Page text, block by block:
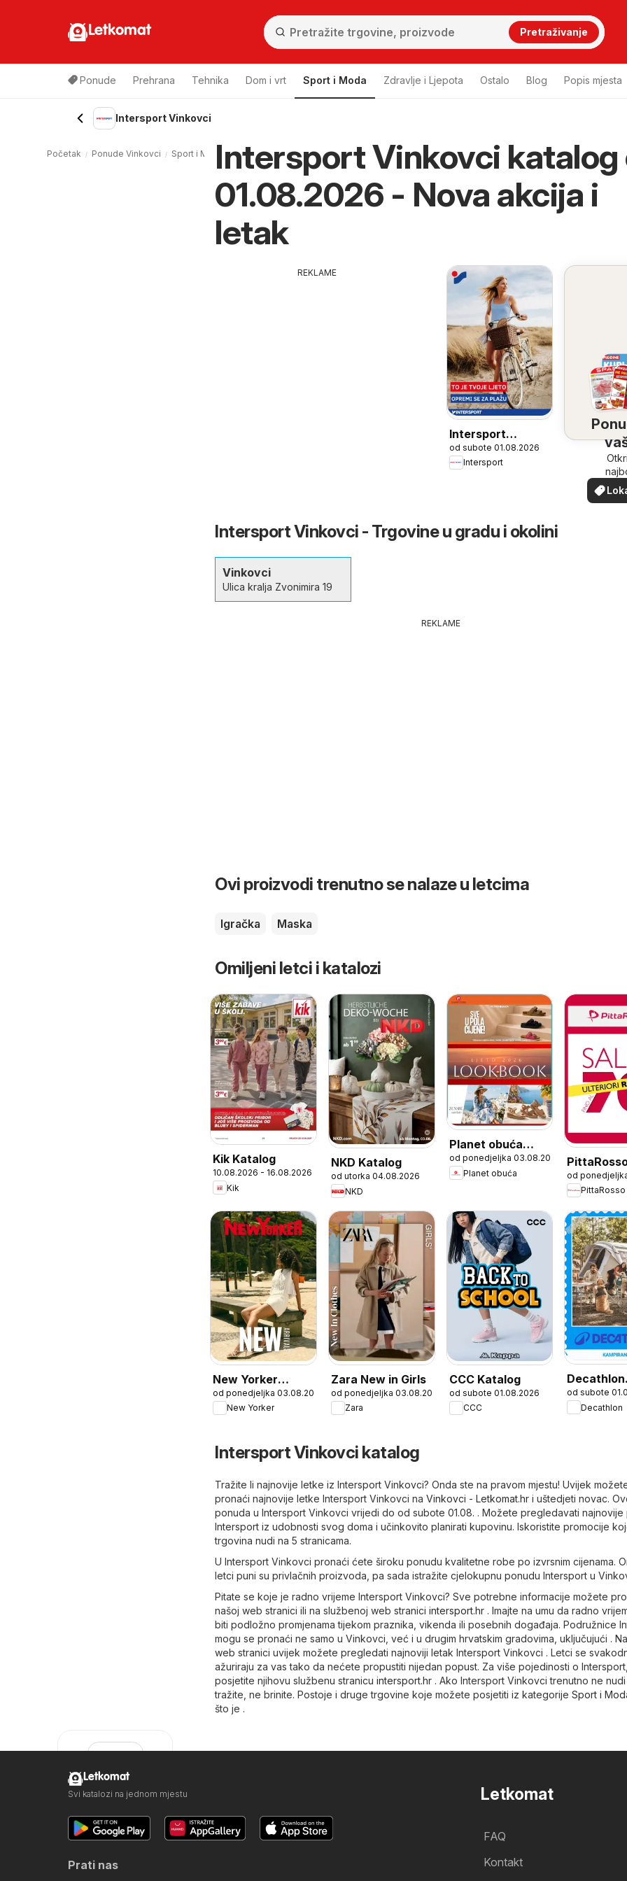
Letkomat Pretraživanje
Ponude Prehrana Tehnika Dom i vrt Sport i Moda Zdravlje i Ljepota Ostalo Blog Popis mjesta
Intersport Vinkovci
Intersport Vinkovci katalog
01.08.2026 - Nova akcija i
letak
REKLAME
Intersport
Katalog
od subote 01.08.2026
Intersport
vašoj
Intersport Vinkovci - Trgovine u gradu i okolini
Vinkovci
Ulica kralja Zvonimira 19
REKLAME
Ovi proizvodi trenutno se nalaze u letcima
Igračka Maska
Omiljeni letci i katalozi
Kik Katalog
10.08.2026 - 16.08.2026
Kik
NKD Katalog
od utorka 04.08.2026
NKD
Planet obuća
Katalog
od ponedjeljka 03.08.2026
Planet obuća
Katalog
od
PittaRosso
New Yorker
Katalog
od ponedjeljka 03.08.2026
New Yorker
Zara New in Girls
od ponedjeljka 03.08.2026
Zara
CCC Katalog
od subote 01.08.2026
CCC
Decathlon
Sezonska
od subote
Decathlon
Intersport Vinkovci katalog
Tražite li najnovije letke iz Intersport Vinkovci? Onda ste na pravom mjestu! Uvijek
pronaći najnovije letke Intersport Vinkovci na Vinkovci - Letkomat.hr i uštedjeti novac.
ponuda u Intersport Vinkovci vrijedi do od subote 01.08. . Možete pregledavati najnovije
Intersport iz udobnosti svog doma i učinkovito planirati kupovinu. Iskoristite promocije
trgovina nudi na 5 stranicama.
U Intersport Vinkovci pronaći ćete široku ponudu kvalitetne robe po izvrsnim cijenama.
letci puni su privlačnih proizvoda, pa sada istražite cjelokupnu ponudu Intersport u
Pitate se koje je radno vrijeme Intersport Vinkovci? Sve potrebne informacije možete
našoj web stranici ili na službenoj web stranici intersport.hr . Imajte na umu da radno
biti podložno promjenama tijekom praznika, vikenda ili posebnih događaja. Podružnice
mogu se pronaći ne samo u Vinkovci, već i u drugim hrvatskim gradovima, uključujući .
web stranici uvijek možete pregledati najnoviji letak Intersport Vinkovci . Letci se
ažuriraju za vas tako da nećete propustiti nijedan popust. Za više pojedinosti o Intersport,
posjetite njihovu službenu stranicu intersport.hr . Ako Intersport Vinkovci trenutno ne
tražite, ne brinite. Postoje i druge trgovine koje možete posjetiti iz kategorije Sport i
što je .
Početak Ponude Vinkovci Sport i Moda Vinkovci Intersport Vinkovci
Letkomat
FAQ
Kontakt
Letkomat
Svi katalozi na jednom mjestu
Prati nas